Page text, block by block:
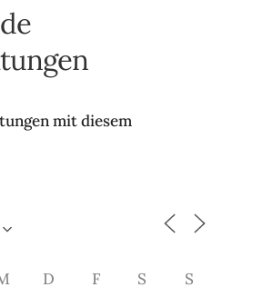
mit diesem
D F S S